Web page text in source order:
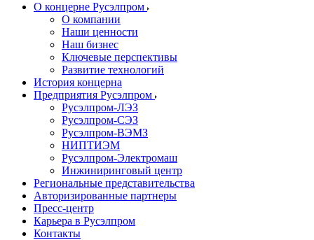
О концерне Русэлпром
О компании
Наши ценности
Наш бизнес
Ключевые перспективы
Развитие технологий
История концерна
Предприятия Русэлпром
Русэлпром-ЛЭЗ
Русэлпром-СЭЗ
Русэлпром-ВЭМЗ
НИПТИЭМ
Русэлпром-Электромаш
Инжиниринговый центр
Региональные представительства
Авторизированные партнеры
Пресс-центр
Карьера в Русэлпром
Контакты